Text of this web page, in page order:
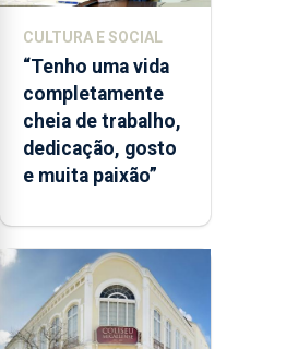
CULTURA E SOCIAL
“Tenho uma vida
completamente
cheia de trabalho,
dedicação, gosto
e muita paixão”